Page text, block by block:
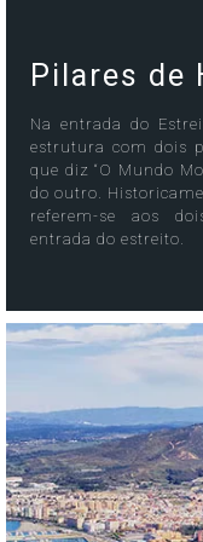
Pilares de
Na entrada do
estrutura com dois
que diz “O Mundo
do outro.
referem-se aos
entrada do estreito.